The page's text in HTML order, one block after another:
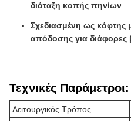
διάταξη κοπής πηνίων
Σχεδιασμένη ως
απόδοσης για διάφορες
Τεχνικές Παράμετροι:
Λειτουργικός Τρόπος